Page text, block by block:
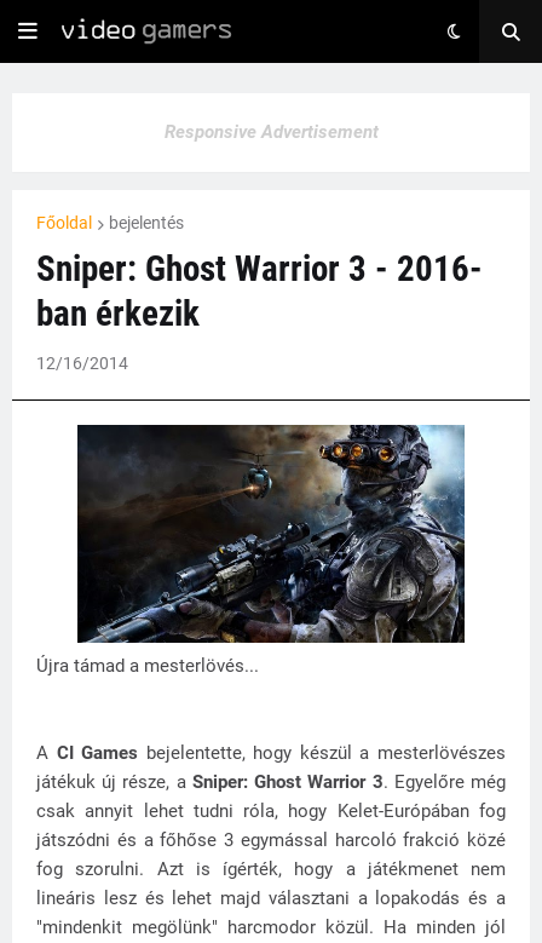
Responsive Advertisement
Főoldal bejelentés
Sniper: Ghost Warrior 3 - 2016-
ban érkezik
12/16/2014
Újra támad a mesterlövés...
A CI Games bejelentette, hogy készül a mesterlövészes
játékuk új része, a Sniper: Ghost Warrior 3. Egyelőre még
csak annyit lehet tudni róla, hogy Kelet-Európában fog
játszódni és a főhőse 3 egymással harcoló frakció közé
fog szorulni. Azt is ígérték, hogy a játékmenet nem
lineáris lesz és lehet majd választani a lopakodás és a
"mindenkit megölünk" harcmodor közül. Ha minden jól